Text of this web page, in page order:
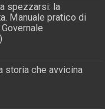
spezzarsi: la
Manuale pratico di
storia che avvicina